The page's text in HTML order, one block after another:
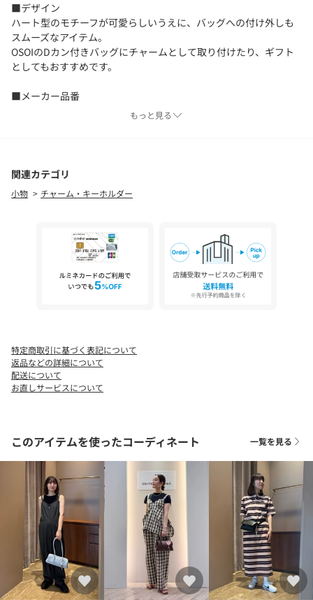
■デザイン
ハート型のモチーフが可愛らしいうえに、バッグへの付け外しも
スムーズなアイテム。
OSOIのDカン付きバッグにチャームとして取り付けたり、ギフト
としてもおすすめです。
■メーカー品番
MD.BROWN：25FEC1021048 BROWN
＜OSOI（オソイ）＞
2016年にオーナー兼デザイナーのHee Jin Kang （ヒージン カ
ン）氏によって設立された韓国・ソウル発のウィメンズのバッグ
りでも自分たちのペースを守りたい、上質なモノ作りをしていき
たいという思いが込められています。
上質感とエッジの利いたモード感のあるテイストとユニークなフ
ォルム、適度な遊び心がありながらも使い勝手の良いデザインが
※保証書は大切に保管してください。納品書が付いている場合は
お買上日を証明する書類として合わせて保管してください。
※商品に「取り扱い上の注意書き」、「洗濯表示」がございます
場合は、使用前に必ずご確認ください。
※商品の色味の目安は、商品単体の画像をご参照ください。
店舗へお問い合わせの際は、全国のUNITED ARROWS各店舗まで
下記の品名/品番をお申し付けください。
品名：OSOI HRT K/RING UASP 品番：40493000002
もっと見る
関連カテゴリ
小物 チャーム・キーホルダー
特定商取引に基づく表記について
返品などの詳細について
配送について
お直しサービスについて
このアイテムを使ったコーディネート 一覧を見る